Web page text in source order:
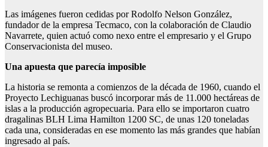
Las imágenes fueron cedidas por Rodolfo Nelson González,
fundador de la empresa Tecmaco, con la colaboración de Claudio
Navarrete, quien actuó como nexo entre el empresario y el Grupo
Conservacionista del museo.
Una apuesta que parecía imposible
La historia se remonta a comienzos de la década de 1960, cuando el
Proyecto Lechiguanas buscó incorporar más de 11.000 hectáreas de
islas a la producción agropecuaria. Para ello se importaron cuatro
dragalinas BLH Lima Hamilton 1200 SC, de unas 120 toneladas
cada una, consideradas en ese momento las más grandes que habían
ingresado al país.